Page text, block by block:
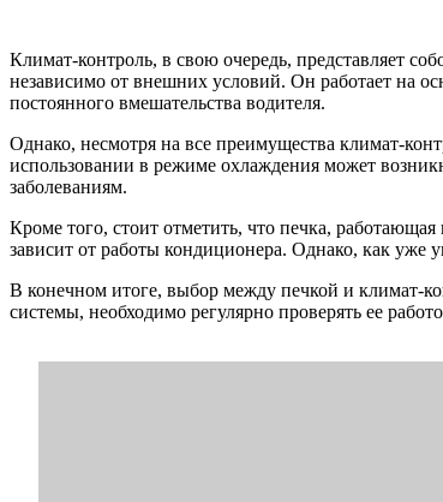
Климат-контроль, в свою очередь, представляет
независимо от внешних условий. Он работает на
постоянного вмешательства водителя.
Однако, несмотря на все преимущества климат-
использовании в режиме охлаждения может
заболеваниям.
Кроме того, стоит отметить, что печка,
зависит от работы кондиционера. Однако, как уже
В конечном итоге, выбор между печкой и климат-
системы, необходимо регулярно проверять ее